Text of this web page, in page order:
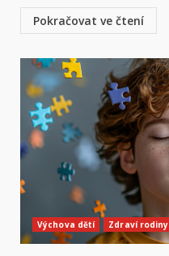
Pokračovat ve čtení
Výchova dětí Zdraví rodiny